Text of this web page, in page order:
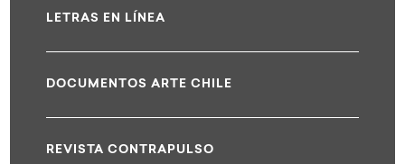
LETRAS EN LÍNEA
DOCUMENTOS ARTE CHILE
REVISTA CONTRAPULSO